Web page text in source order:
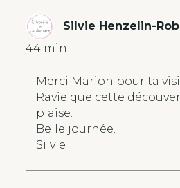
Silvie Henzelin-
44 min
Merci Marion pour ta
Ravie que cette
plaise.
Belle journée.
Silvie